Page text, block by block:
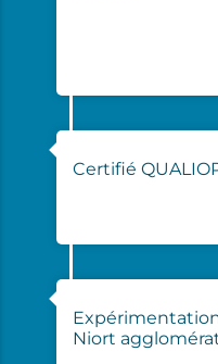
Certifié
Niort